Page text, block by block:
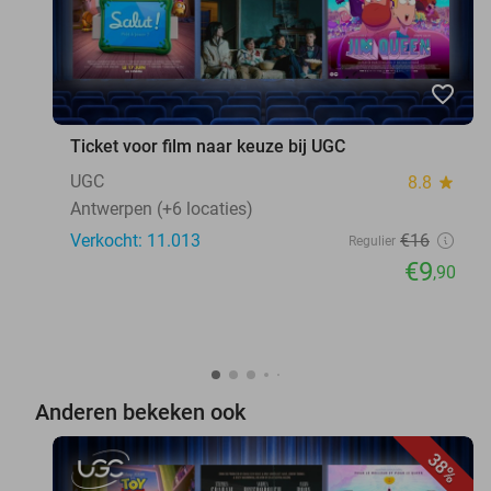
favorite_border
Ticket voor film naar keuze bij UGC
UGC
8.8 star
Antwerpen (+6 locaties)
Verkocht: 11.013
Regulier €16
€9,90
Anderen bekeken ook
38%